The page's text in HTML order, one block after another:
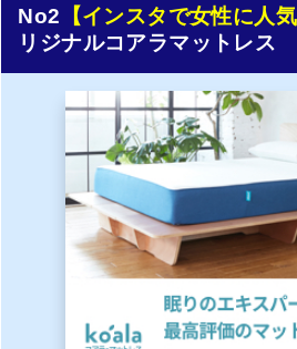
No2 【インスタで女性に人気
リジナルコアラマットレス